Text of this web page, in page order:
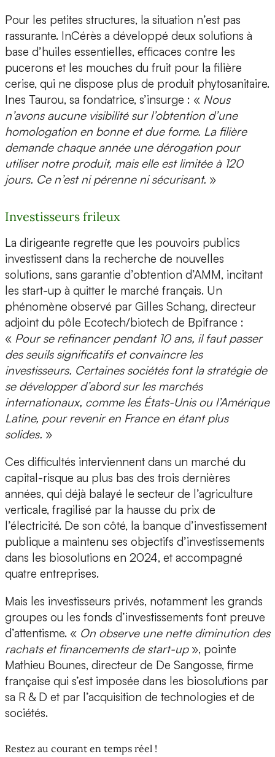
Pour les petites structures, la situation n’est pas
rassurante. InCérès a développé deux solutions à
base d’huiles essentielles, efficaces contre les
pucerons et les mouches du fruit pour la filière
cerise, qui ne dispose plus de produit phytosanitaire.
Ines Taurou, sa fondatrice, s’insurge : « Nous
n’avons aucune visibilité sur l’obtention d’une
homologation en bonne et due forme. La filière
demande chaque année une dérogation pour
utiliser notre produit, mais elle est limitée à 120
jours. Ce n’est ni pérenne ni sécurisant. »
Investisseurs frileux
La dirigeante regrette que les pouvoirs publics
investissent dans la recherche de nouvelles
solutions, sans garantie d’obtention d’AMM, incitant
les start-up à quitter le marché français. Un
phénomène observé par Gilles Schang, directeur
adjoint du pôle Ecotech/biotech de Bpifrance :
« Pour se refinancer pendant 10 ans, il faut passer
des seuils significatifs et convaincre les
investisseurs. Certaines sociétés font la stratégie de
se développer d’abord sur les marchés
internationaux, comme les États-Unis ou l’Amérique
Latine, pour revenir en France en étant plus
solides. »
Ces difficultés interviennent dans un marché du
capital-risque au plus bas des trois dernières
années, qui déjà balayé le secteur de l’agriculture
verticale, fragilisé par la hausse du prix de
l’électricité. De son côté, la banque d’investissement
publique a maintenu ses objectifs d’investissements
dans les biosolutions en 2024, et accompagné
quatre entreprises.
Mais les investisseurs privés, notamment les grands
groupes ou les fonds d’investissements font preuve
d’attentisme. « On observe une nette diminution des
rachats et financements de start-up», pointe
Mathieu Bounes, directeur de De Sangosse, firme
française qui s’est imposée dans les biosolutions par
sa R & D et par l’acquisition de technologies et de
sociétés.
Restez au courant en temps réel !